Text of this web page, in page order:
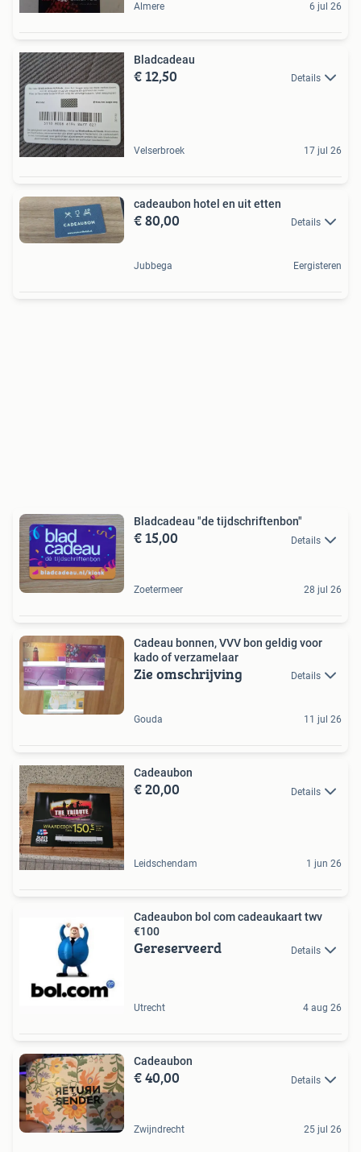
Almere 6 jul 26
Bladcadeau
€ 12,50 Details
Velserbroek 17 jul 26
cadeaubon hotel en uit etten
€ 80,00 Details
Jubbega Eergisteren
Bladcadeau "de tijdschriftenbon"
€ 15,00 Details
Zoetermeer 28 jul 26
Cadeau bonnen, VVV bon geldig voor
kado of verzamelaar
Zie omschrijving Details
Gouda 11 jul 26
Cadeaubon
€ 20,00 Details
Leidschendam 1 jun 26
Cadeaubon bol com cadeaukaart twv
€100
Gereserveerd Details
Utrecht 4 aug 26
Cadeaubon
€ 40,00 Details
Zwijndrecht 25 jul 26